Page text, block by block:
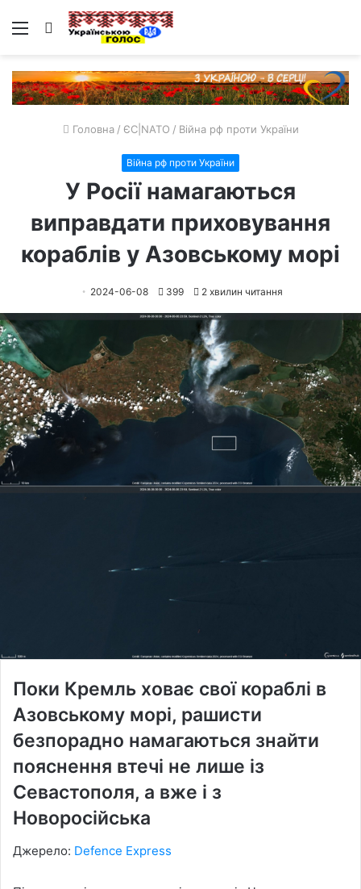
Меню Пошук
Головна / ЄС|NATO / Війна рф проти України
Війна рф проти України
У Росії намагаються
виправдати приховування
кораблів у Азовському морі
2024-06-08 399 2 хвилин читання
Поки Кремль ховає свої кораблі в
Азовському морі, рашисти
безпорадно намагаються знайти
пояснення втечі не лише із
Севастополя, а вже і з
Новоросійська
Джерело: Defence Express